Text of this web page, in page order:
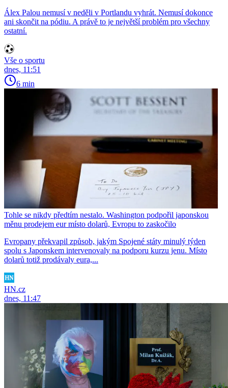
Álex Palou nemusí v neděli v Portlandu vyhrát. Nemusí dokonce
ani skončit na pódiu. A právě to je největší problém pro všechny
ostatní.
Vše o sportu
dnes, 11:51
6 min
Tohle se nikdy předtím nestalo. Washington podpořil japonskou
měnu prodejem eur místo dolarů, Evropu to zaskočilo
Evropany překvapil způsob, jakým Spojené státy minulý týden
spolu s Japonskem intervenovaly na podporu kurzu jenu. Místo
dolarů totiž prodávaly eura,...
HN.cz
dnes, 11:47